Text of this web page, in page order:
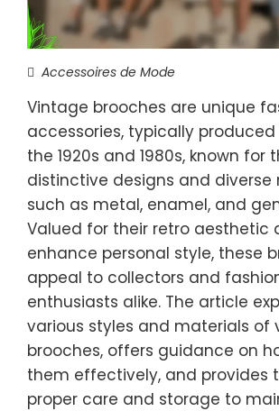
Accessoires de Mode
Vintage brooches are unique
accessories, typically
the 1920s and 1980s, known for
distinctive designs and diverse
such as metal, enamel, and
Valued for their retro aesthetic
enhance personal style, these
appeal to collectors and
enthusiasts alike. The article
various styles and materials of
brooches, offers guidance on
them effectively, and provides
proper care and storage to